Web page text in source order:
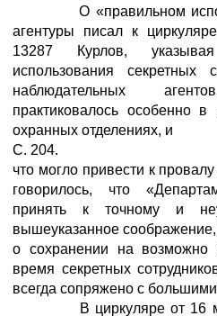
О «правильном
агентуры писал к
13287 Курлов,
использования секретных
наблюдательных
практиковалось особенно
охранных отделениях, и
С. 204.
что могло привести к
говорилось, что
принять к точному и
вышеуказанное
о сохранении на возможно
время секретных
всегда сопряжено с
В циркуляре от 16